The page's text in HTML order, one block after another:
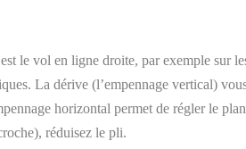
le vol en ligne droite, par exemple sur
La dérive (l’empennage vertical)
horizontal permet de régler le
réduisez le pli.